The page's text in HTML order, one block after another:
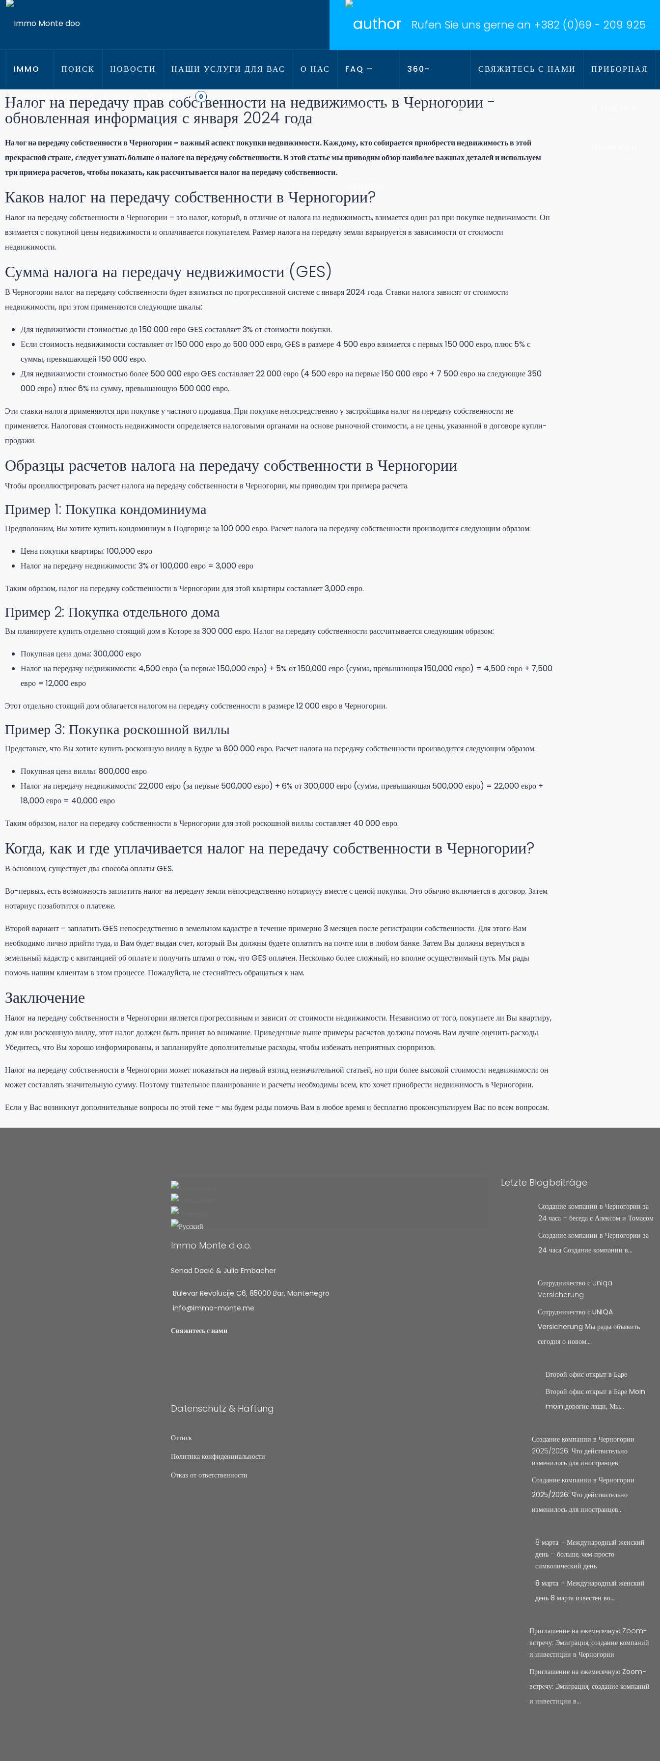
Rufen Sie uns gerne an +382 (0)69 - 209 925
IMMO
MONTE
D.O.O.
ПОИСК НОВОСТИ НАШИ УСЛУГИ ДЛЯ ВАС О НАС FAQ –
ВОПРОСЫ
И
360-
ГРАДУСНАЯ
ПАНОРАМА
СВЯЖИТЕСЬ С НАМИ ПРИБОРНАЯ
FAVORITES 0
Налог на передачу прав собственности на недвижимость в Черногории -
обновленная информация с января 2024 года
Налог на передачу собственности в Черногории – важный аспект покупки недвижимости. Каждому, кто собирается приобрести недвижимость в этой
прекрасной стране, следует узнать больше о налоге на передачу собственности. В этой статье мы приводим обзор наиболее важных деталей и используем
три примера расчетов, чтобы показать, как рассчитывается налог на передачу собственности.
Каков налог на передачу собственности в Черногории?
Налог на передачу собственности в Черногории – это налог, который, в отличие от налога на недвижимость, взимается один раз при покупке недвижимости. Он
взимается с покупной цены недвижимости и оплачивается покупателем. Размер налога на передачу земли варьируется в зависимости от стоимости
недвижимости.
Сумма налога на передачу недвижимости (GES)
В Черногории налог на передачу собственности будет взиматься по прогрессивной системе с января 2024 года. Ставки налога зависят от стоимости
недвижимости, при этом применяются следующие шкалы:
Для недвижимости стоимостью до 150 000 евро GES составляет 3% от стоимости покупки.
Если стоимость недвижимости составляет от 150 000 евро до 500 000 евро, GES в размере 4 500 евро взимается с первых 150 000 евро, плюс 5% с
суммы, превышающей 150 000 евро.
Для недвижимости стоимостью более 500 000 евро GES составляет 22 000 евро (4 500 евро на первые 150 000 евро + 7 500 евро на следующие 350
000 евро) плюс 6% на сумму, превышающую 500 000 евро.
Эти ставки налога применяются при покупке у частного продавца. При покупке непосредственно у застройщика налог на передачу собственности не
применяется. Налоговая стоимость недвижимости определяется налоговыми органами на основе рыночной стоимости, а не цены, указанной в договоре купли-
продажи.
Образцы расчетов налога на передачу собственности в Черногории
Чтобы проиллюстрировать расчет налога на передачу собственности в Черногории, мы приводим три примера расчета.
Пример 1: Покупка кондоминиума
Предположим, Вы хотите купить кондоминиум в Подгорице за 100 000 евро. Расчет налога на передачу собственности производится следующим образом:
Цена покупки квартиры: 100,000 евро
Налог на передачу недвижимости: 3% от 100,000 евро = 3,000 евро
Таким образом, налог на передачу собственности в Черногории для этой квартиры составляет 3,000 евро.
Пример 2: Покупка отдельного дома
Вы планируете купить отдельно стоящий дом в Которе за 300 000 евро. Налог на передачу собственности рассчитывается следующим образом:
Покупная цена дома: 300,000 евро
Налог на передачу недвижимости: 4,500 евро (за первые 150,000 евро) + 5% от 150,000 евро (сумма, превышающая 150,000 евро) = 4,500 евро + 7,500
евро = 12,000 евро
Этот отдельно стоящий дом облагается налогом на передачу собственности в размере 12 000 евро в Черногории.
Пример 3: Покупка роскошной виллы
Представьте, что Вы хотите купить роскошную виллу в Будве за 800 000 евро. Расчет налога на передачу собственности производится следующим образом:
Покупная цена виллы: 800,000 евро
Налог на передачу недвижимости: 22,000 евро (за первые 500,000 евро) + 6% от 300,000 евро (сумма, превышающая 500,000 евро) = 22,000 евро +
18,000 евро = 40,000 евро
Таким образом, налог на передачу собственности в Черногории для этой роскошной виллы составляет 40 000 евро.
Когда, как и где уплачивается налог на передачу собственности в Черногории?
В основном, существует два способа оплаты GES.
Во-первых, есть возможность заплатить налог на передачу земли непосредственно нотариусу вместе с ценой покупки. Это обычно включается в договор. Затем
нотариус позаботится о платеже.
Второй вариант – заплатить GES непосредственно в земельном кадастре в течение примерно 3 месяцев после регистрации собственности. Для этого Вам
необходимо лично прийти туда, и Вам будет выдан счет, который Вы должны будете оплатить на почте или в любом банке. Затем Вы должны вернуться в
земельный кадастр с квитанцией об оплате и получить штамп о том, что GES оплачен. Несколько более сложный, но вполне осуществимый путь. Мы рады
помочь нашим клиентам в этом процессе. Пожалуйста, не стесняйтесь обращаться к нам.
Заключение
Налог на передачу собственности в Черногории является прогрессивным и зависит от стоимости недвижимости. Независимо от того, покупаете ли Вы квартиру,
дом или роскошную виллу, этот налог должен быть принят во внимание. Приведенные выше примеры расчетов должны помочь Вам лучше оценить расходы.
Убедитесь, что Вы хорошо информированы, и запланируйте дополнительные расходы, чтобы избежать неприятных сюрпризов.
Налог на передачу собственности в Черногории может показаться на первый взгляд незначительной статьей, но при более высокой стоимости недвижимости он
может составлять значительную сумму. Поэтому тщательное планирование и расчеты необходимы всем, кто хочет приобрести недвижимость в Черногории.
Если у Вас возникнут дополнительные вопросы по этой теме – мы будем рады помочь Вам в любое время и бесплатно проконсультируем Вас по всем вопросам.
Immo Monte d.o.o.
Senad Dacić & Julia Embacher
Bulevar Revolucije C6, 85000 Bar, Montenegro
info@immo-monte.me
Свяжитесь с нами
Datenschutz & Haftung
Оттиск
Политика конфиденциальности
Отказ от ответственности
Letzte Blogbeiträge
Создание компании в Черногории за
24 часа – беседа с Алексом и Томасом
Создание компании в Черногории за
24 часа Создание компании в…
Сотрудничество с Uniqa
Versicherung
Сотрудничество с UNIQA
Versicherung Мы рады объявить
сегодня о новом…
Второй офис открыт в Баре
Второй офис открыт в Баре Moin
moin дорогие люди, Мы…
Создание компании в Черногории
2025/2026: Что действительно
изменилось для иностранцев
Создание компании в Черногории
2025/2026: Что действительно
изменилось для иностранцев…
8 марта – Международный женский
день – больше, чем просто
символический день
8 марта – Международный женский
день 8 марта известен во…
Приглашение на ежемесячную Zoom-
встречу: Эмиграция, создание компаний
и инвестиции в Черногории
Приглашение на ежемесячную Zoom-
встречу: Эмиграция, создание компаний
и инвестиции в…